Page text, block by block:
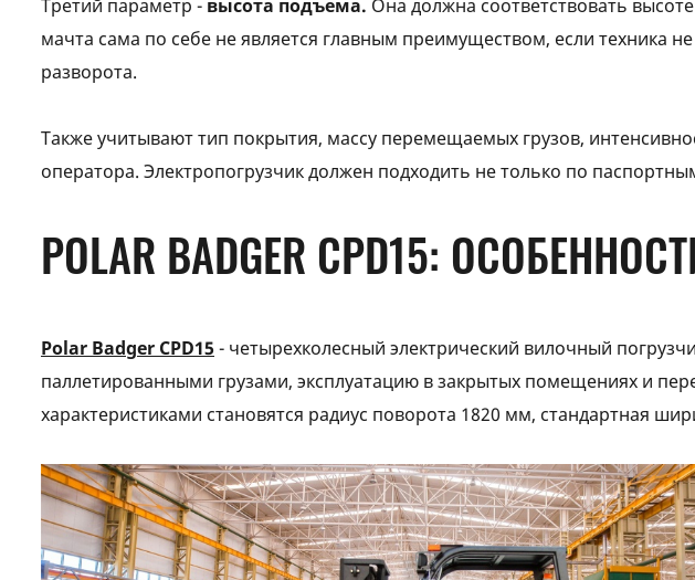
Третий параметр - высота подъема. Она должна соответствовать
мачта сама по себе не является главным преимуществом, если техника
разворота.
Также учитывают тип покрытия, массу перемещаемых грузов,
оператора. Электропогрузчик должен подходить не только по
POLAR BADGER CPD15:
Polar Badger CPD15- четырехколесный электрический вилочный
паллетированными грузами, эксплуатацию в закрытых помещениях и
характеристиками становятся радиус поворота 1820 мм, стандартная